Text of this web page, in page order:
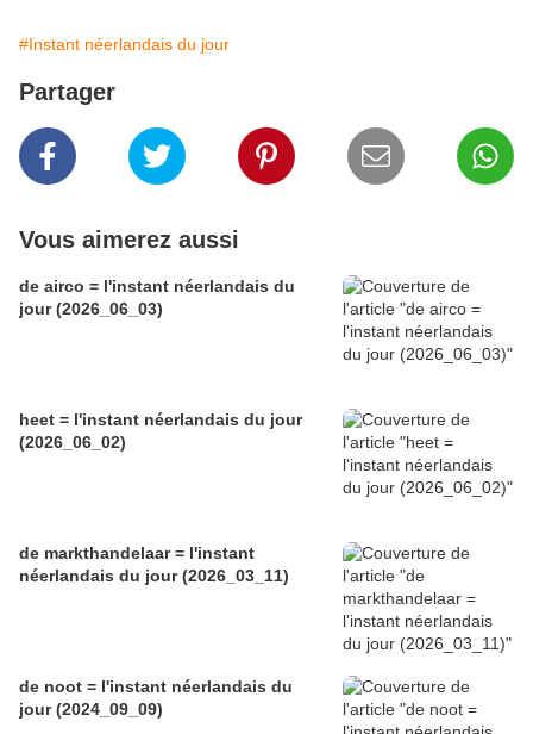
#Instant néerlandais du jour
Partager
Vous aimerez aussi
de airco = l'instant néerlandais du
jour (2026_06_03)
heet = l'instant néerlandais du jour
(2026_06_02)
de markthandelaar = l'instant
néerlandais du jour (2026_03_11)
de noot = l'instant néerlandais du
jour (2024_09_09)